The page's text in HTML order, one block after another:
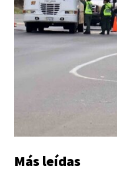
Más leídas